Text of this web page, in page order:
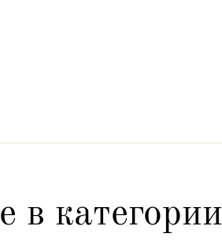
в категории